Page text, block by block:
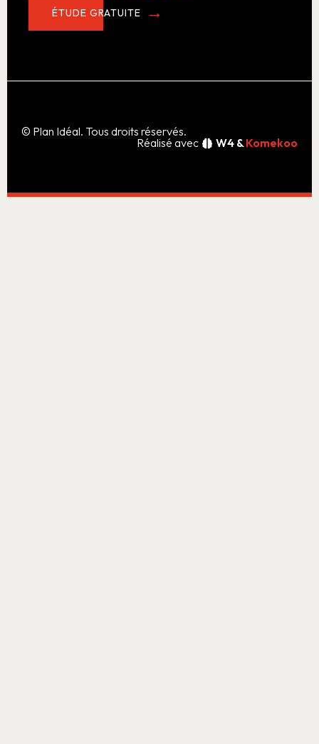
ÉTUDE GRATUITE
© Plan Idéal. Tous droits réservés.
Réalisé avec
W4 &Komekoo